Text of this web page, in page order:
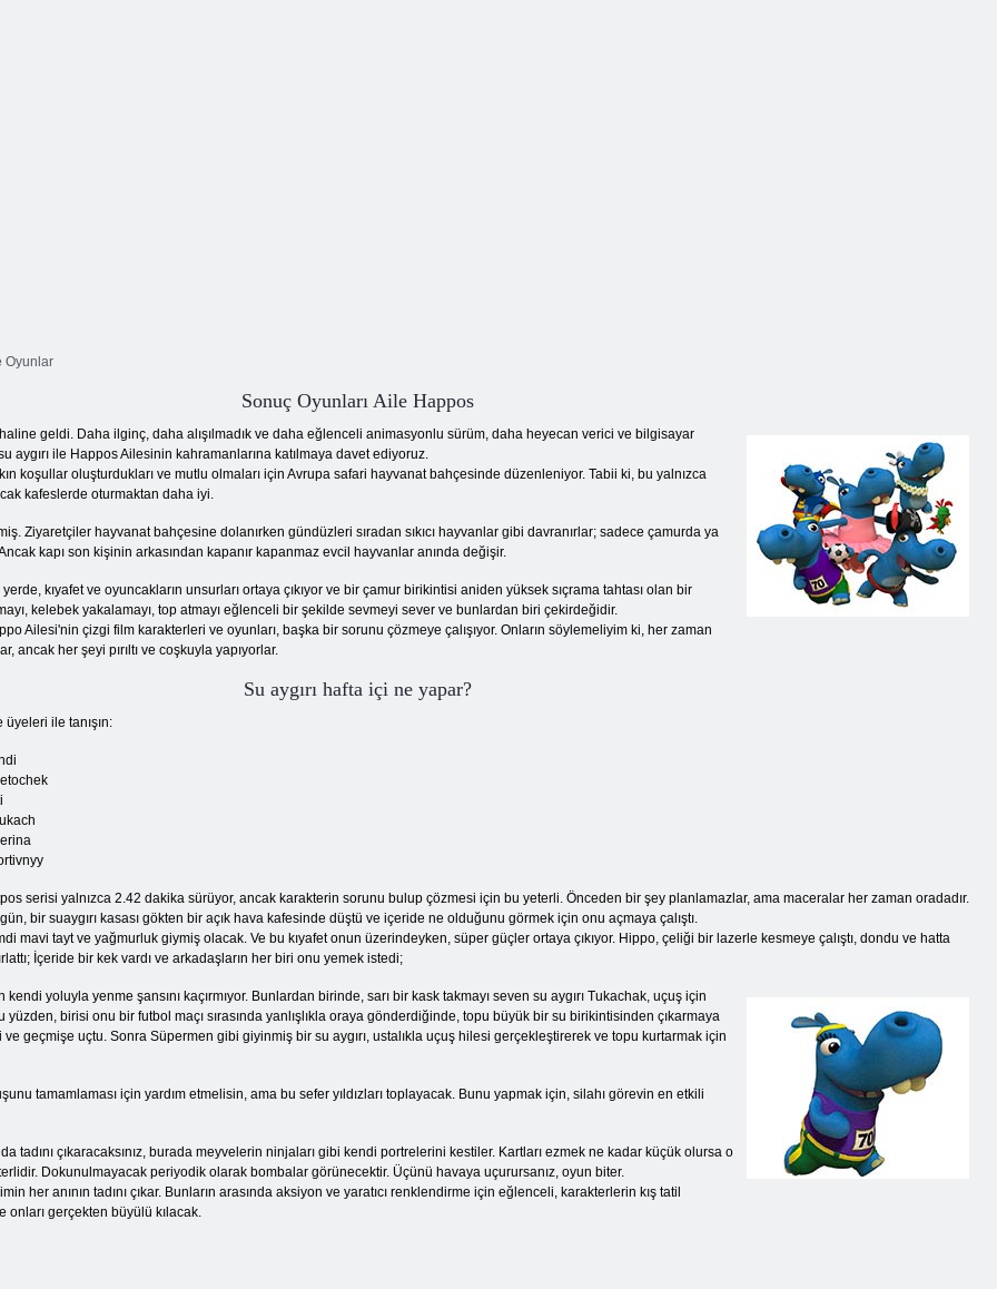
Oyunlar
Sonuç Oyunları Aile Happos
geldi. Daha ilginç, daha alışılmadık ve daha eğlenceli animasyonlu sürüm, daha heyecan verici ve bilgisayar
aygırı ile Happos Ailesinin kahramanlarına katılmaya davet ediyoruz.
koşullar oluşturdukları ve mutlu olmaları için Avrupa safari hayvanat bahçesinde düzenleniyor. Tabii ki, bu yalnızca
kafeslerde oturmaktan daha iyi.
Ziyaretçiler hayvanat bahçesine dolanırken gündüzleri sıradan sıkıcı hayvanlar gibi davranırlar; sadece çamurda ya
kapı son kişinin arkasından kapanır kapanmaz evcil hayvanlar anında değişir.
yerde, kıyafet ve oyuncakların unsurları ortaya çıkıyor ve bir çamur birikintisi aniden yüksek sıçrama tahtası olan bir
kelebek yakalamayı, top atmayı eğlenceli bir şekilde sevmeyi sever ve bunlardan biri çekirdeğidir.
Ailesi'nin çizgi film karakterleri ve oyunları, başka bir sorunu çözmeye çalışıyor. Onların söylemeliyim ki, her zaman
ancak her şeyi pırıltı ve coşkuyla yapıyorlar.
Su aygırı hafta içi ne yapar?
üyeleri ile tanışın:
serisi yalnızca 2.42 dakika sürüyor, ancak karakterin sorunu bulup çözmesi için bu yeterli. Önceden bir şey planlamazlar, ama maceralar her zaman oradadır.
bir suaygırı kasası gökten bir açık hava kafesinde düştü ve içeride ne olduğunu görmek için onu açmaya çalıştı.
mavi tayt ve yağmurluk giymiş olacak. Ve bu kıyafet onun üzerindeyken, süper güçler ortaya çıkıyor. Hippo, çeliği bir lazerle kesmeye çalıştı, dondu ve hatta
İçeride bir kek vardı ve arkadaşların her biri onu yemek istedi;
yoluyla yenme şansını kaçırmıyor. Bunlardan birinde, sarı bir kask takmayı seven su aygırı Tukachak, uçuş için
yüzden, birisi onu bir futbol maçı sırasında yanlışlıkla oraya gönderdiğinde, topu büyük bir su birikintisinden çıkarmaya
ve geçmişe uçtu. Sonra Süpermen gibi giyinmiş bir su aygırı, ustalıkla uçuş hilesi gerçekleştirerek ve topu kurtarmak için
tamamlaması için yardım etmelisin, ama bu sefer yıldızları toplayacak. Bunu yapmak için, silahı görevin en etkili
tadını çıkaracaksınız, burada meyvelerin ninjaları gibi kendi portrelerini kestiler. Kartları ezmek ne kadar küçük olursa o
Dokunulmayacak periyodik olarak bombalar görünecektir. Üçünü havaya uçurursanız, oyun biter.
her anının tadını çıkar. Bunların arasında aksiyon ve yaratıcı renklendirme için eğlenceli, karakterlerin kış tatil
onları gerçekten büyülü kılacak.